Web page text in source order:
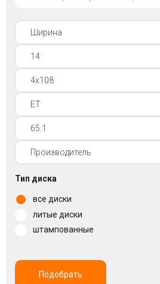
Покупателям
Контакты
Войти на сайт
+7(812)317-
17-
52
Пн-
Вс:
Тип диска
все диски
литые диски
штампованные
Подобрать